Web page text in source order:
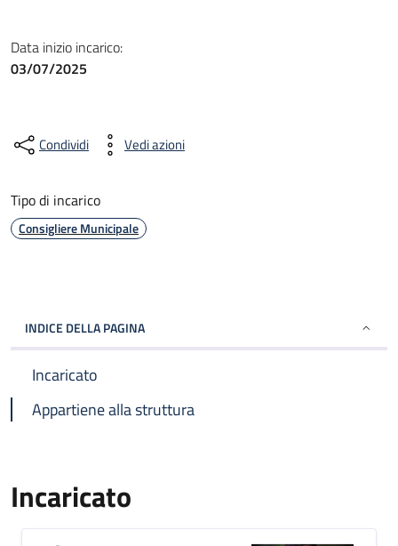
Data inizio incarico:
03/07/2025
Condividi Vedi azioni
Tipo di incarico
Consigliere Municipale
INDICE DELLA PAGINA
Incaricato
Appartiene alla struttura
Incaricato